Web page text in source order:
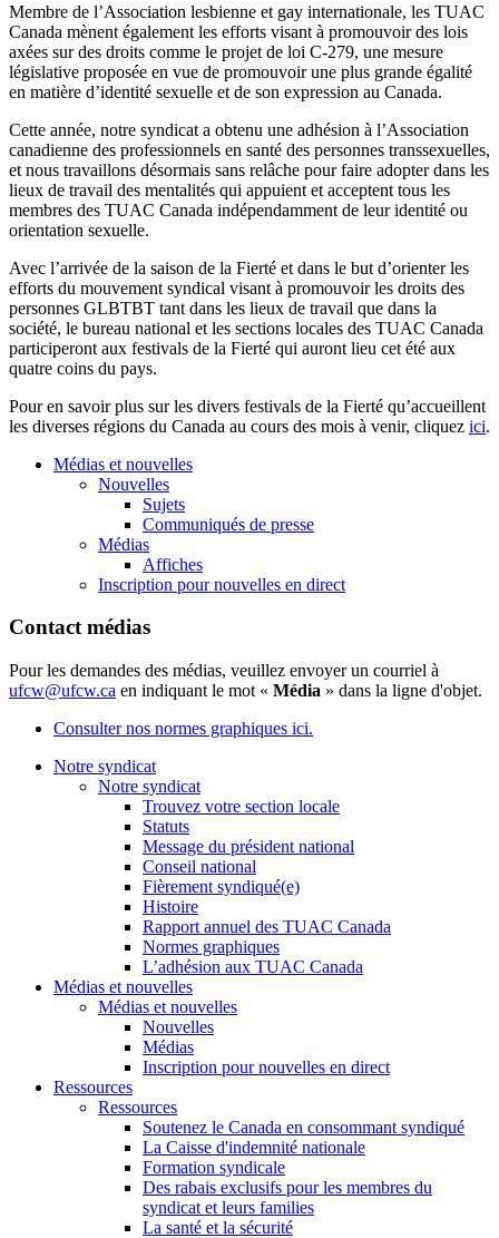
Membre de l’Association lesbienne et gay internationale, les TUAC
Canada mènent également les efforts visant à promouvoir des lois
axées sur des droits comme le projet de loi C-279, une mesure
législative proposée en vue de promouvoir une plus grande égalité
en matière d’identité sexuelle et de son expression au Canada.
Cette année, notre syndicat a obtenu une adhésion à l’Association
canadienne des professionnels en santé des personnes transsexuelles,
et nous travaillons désormais sans relâche pour faire adopter dans les
lieux de travail des mentalités qui appuient et acceptent tous les
membres des TUAC Canada indépendamment de leur identité ou
orientation sexuelle.
Avec l’arrivée de la saison de la Fierté et dans le but d’orienter les
efforts du mouvement syndical visant à promouvoir les droits des
personnes GLBTBT tant dans les lieux de travail que dans la
société, le bureau national et les sections locales des TUAC Canada
participeront aux festivals de la Fierté qui auront lieu cet été aux
quatre coins du pays.
Pour en savoir plus sur les divers festivals de la Fierté qu’accueillent
les diverses régions du Canada au cours des mois à venir, cliquez ici.
Médias et nouvelles
Nouvelles
Sujets
Communiqués de presse
Médias
Affiches
Inscription pour nouvelles en direct
Contact médias
Pour les demandes des médias, veuillez envoyer un courriel à
ufcw@ufcw.ca en indiquant le mot « Média » dans la ligne d'objet.
Consulter nos normes graphiques ici.
Notre syndicat
Notre syndicat
Trouvez votre section locale
Statuts
Message du président national
Conseil national
Fièrement syndiqué(e)
Histoire
Rapport annuel des TUAC Canada
Normes graphiques
L’adhésion aux TUAC Canada
Médias et nouvelles
Médias et nouvelles
Nouvelles
Médias
Inscription pour nouvelles en direct
Ressources
Ressources
Soutenez le Canada en consommant syndiqué
La Caisse d'indemnité nationale
Formation syndicale
Des rabais exclusifs pour les membres du
syndicat et leurs families
La santé et la sécurité